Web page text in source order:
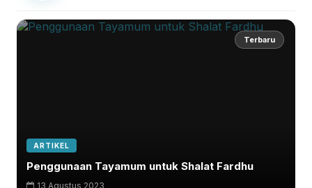
Terbaru
ARTIKEL
Penggunaan Tayamum untuk Shalat Fardhu
13 Agustus 2023